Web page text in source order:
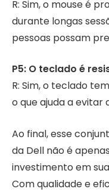
R: Sim, o mouse é
durante longas
pessoas possam
P5: O teclado é
R: Sim, o teclado
o que ajuda a evitar
Ao final, esse
da Dell não é
investimento em
Com qualidade e